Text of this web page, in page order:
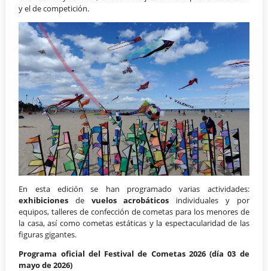
y el de competición.
En esta edición se han programado varias actividades:
exhibiciones de vuelos acrobáticos individuales y por
equipos, talleres de confección de cometas para los menores de
la casa, así como cometas estáticas y la espectacularidad de las
figuras gigantes.
Programa oficial del Festival de Cometas 2026 (día 03 de
mayo de 2026)